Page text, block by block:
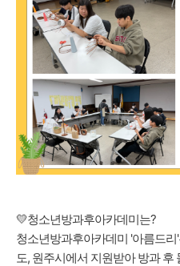
💛청소년방과후아카데미는?
청소년방과후아카데미 '아름드
도, 원주시에서 지원받아 방과